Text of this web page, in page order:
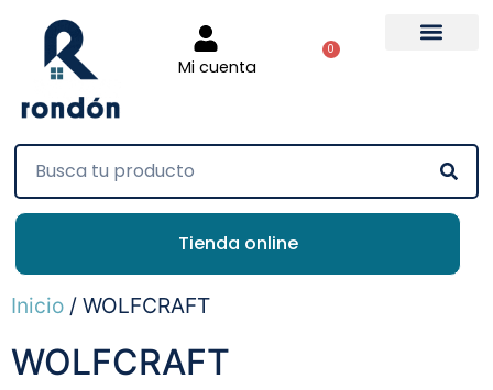
Mi cuenta
0
Tienda online
Inicio / WOLFCRAFT
WOLFCRAFT